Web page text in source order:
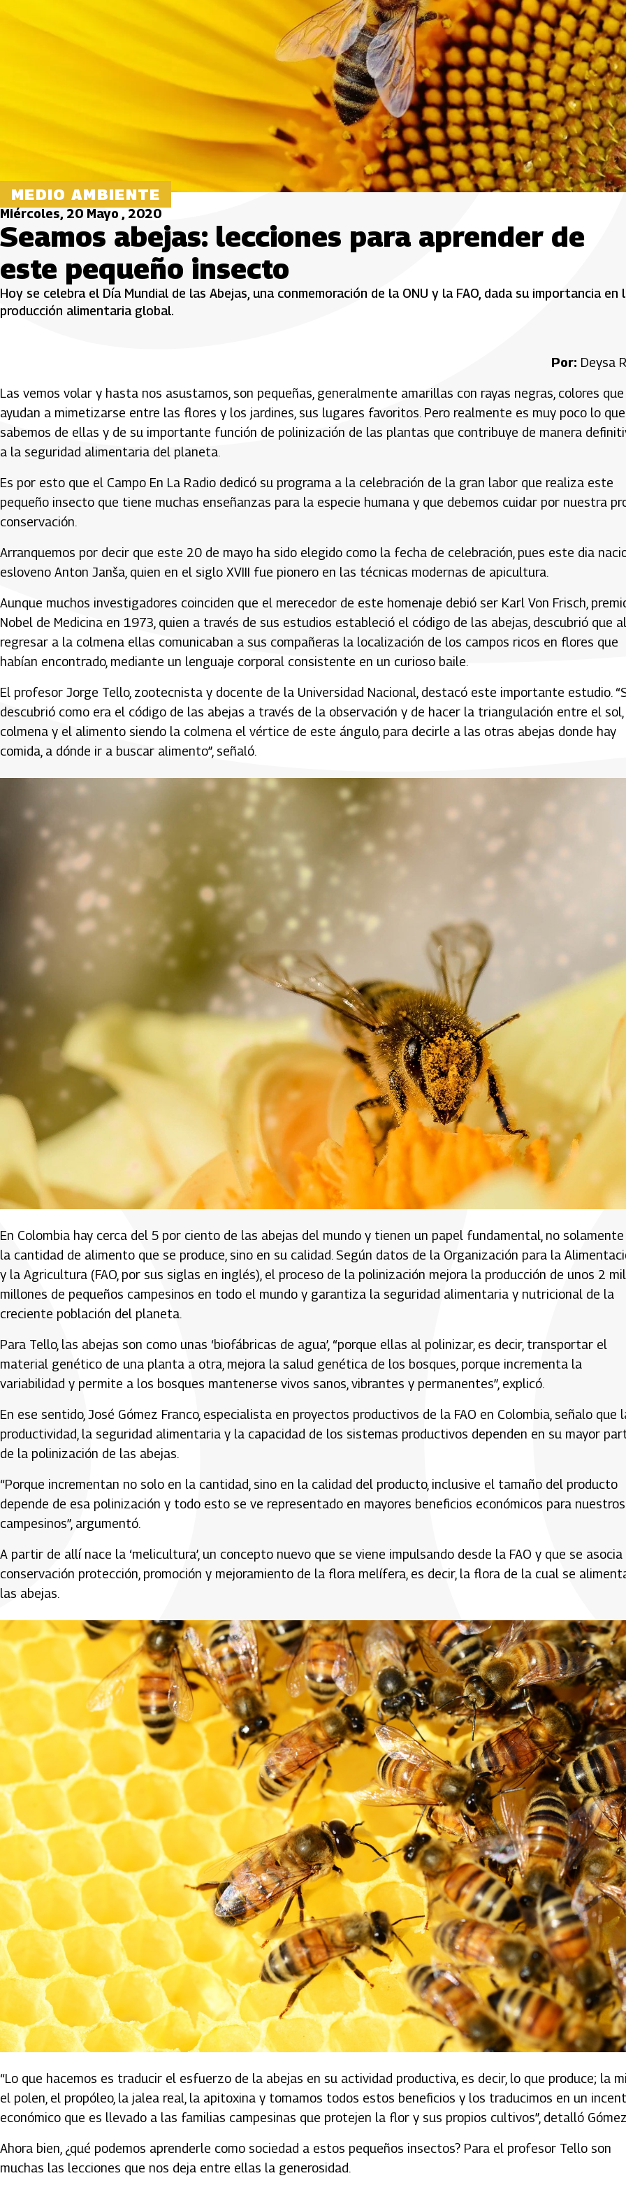
MEDIO AMBIENTE
Miércoles, 20 Mayo , 2020
Seamos abejas: lecciones para aprender de
este pequeño insecto
Hoy se celebra el Día Mundial de las Abejas, una conmemoración de la ONU y la FAO, dada su importancia en
producción alimentaria global.
Por: Deysa
Las vemos volar y hasta nos asustamos, son pequeñas, generalmente amarillas con rayas negras, colores
ayudan a mimetizarse entre las flores y los jardines, sus lugares favoritos. Pero realmente es muy poco lo que
sabemos de ellas y de su importante función de polinización de las plantas que contribuye de manera
a la seguridad alimentaria del planeta.
Es por esto que el Campo En La Radio dedicó su programa a la celebración de la gran labor que realiza este
pequeño insecto que tiene muchas enseñanzas para la especie humana y que debemos cuidar por nuestra
conservación.
Arranquemos por decir que este 20 de mayo ha sido elegido como la fecha de celebración, pues este dia
esloveno Anton Janša, quien en el siglo XVIII fue pionero en las técnicas modernas de apicultura.
Aunque muchos investigadores coinciden que el merecedor de este homenaje debió ser Karl Von Frisch,
Nobel de Medicina en 1973, quien a través de sus estudios estableció el código de las abejas, descubrió que al
regresar a la colmena ellas comunicaban a sus compañeras la localización de los campos ricos en flores que
habían encontrado, mediante un lenguaje corporal consistente en un curioso baile.
El profesor Jorge Tello, zootecnista y docente de la Universidad Nacional, destacó este importante estudio.
descubrió como era el código de las abejas a través de la observación y de hacer la triangulación entre el
colmena y el alimento siendo la colmena el vértice de este ángulo, para decirle a las otras abejas donde hay
comida, a dónde ir a buscar alimento”, señaló.
En Colombia hay cerca del 5 por ciento de las abejas del mundo y tienen un papel fundamental, no
la cantidad de alimento que se produce, sino en su calidad. Según datos de la Organización para la
y la Agricultura (FAO, por sus siglas en inglés), el proceso de la polinización mejora la producción de unos 2 mil
millones de pequeños campesinos en todo el mundo y garantiza la seguridad alimentaria y nutricional de la
creciente población del planeta.
Para Tello, las abejas son como unas ‘biofábricas de agua’, “porque ellas al polinizar, es decir, transportar el
material genético de una planta a otra, mejora la salud genética de los bosques, porque incrementa la
variabilidad y permite a los bosques mantenerse vivos sanos, vibrantes y permanentes”, explicó.
En ese sentido, José Gómez Franco, especialista en proyectos productivos de la FAO en Colombia, señalo que
productividad, la seguridad alimentaria y la capacidad de los sistemas productivos dependen en su mayor
de la polinización de las abejas.
“Porque incrementan no solo en la cantidad, sino en la calidad del producto, inclusive el tamaño del producto
depende de esa polinización y todo esto se ve representado en mayores beneficios económicos para nuestros
campesinos”, argumentó.
A partir de allí nace la ‘melicultura’, un concepto nuevo que se viene impulsando desde la FAO y que se
conservación protección, promoción y mejoramiento de la flora melífera, es decir, la flora de la cual se
las abejas.
“Lo que hacemos es traducir el esfuerzo de la abejas en su actividad productiva, es decir, lo que produce; la
el polen, el propóleo, la jalea real, la apitoxina y tomamos todos estos beneficios y los traducimos en un
económico que es llevado a las familias campesinas que protejen la flor y sus propios cultivos”, detalló
Ahora bien, ¿qué podemos aprenderle como sociedad a estos pequeños insectos? Para el profesor Tello son
muchas las lecciones que nos deja entre ellas la generosidad.